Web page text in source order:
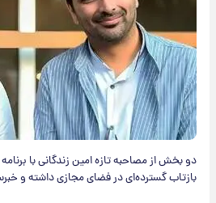
دو بخش از مصاحبه تازه امین زندگانی با
بازتاب گسترده‌ای در فضای مجازی داشته و